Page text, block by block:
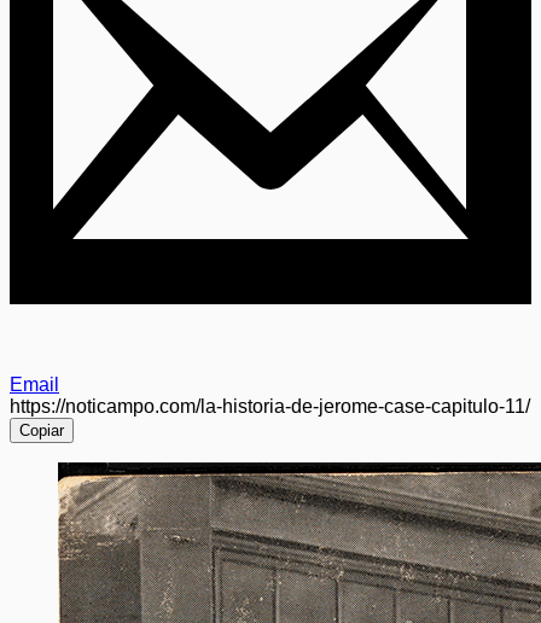
Email
https://noticampo.com/la-historia-de-jerome-case-capitulo-11/
Copiar